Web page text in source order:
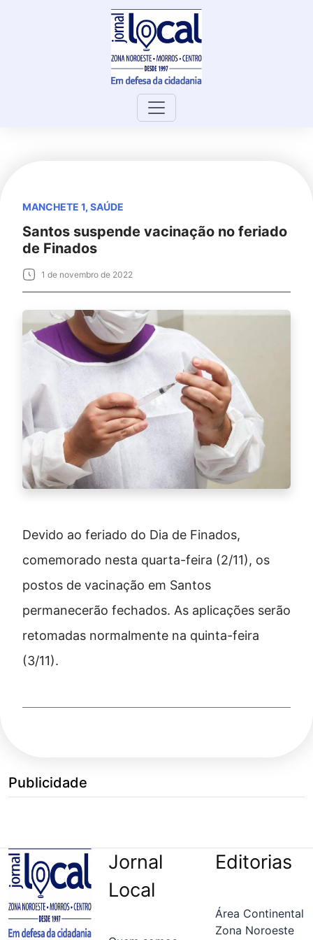
MANCHETE 1, SAÚDE
Santos suspende vacinação no feriado
de Finados
1 de novembro de 2022
Devido ao feriado do Dia de Finados,
comemorado nesta quarta-feira (2/11), os
postos de vacinação em Santos
permanecerão fechados. As aplicações serão
retomadas normalmente na quinta-feira
(3/11).
Publicidade
Jornal
Local
Editorias
Área Continental
Zona Noroeste